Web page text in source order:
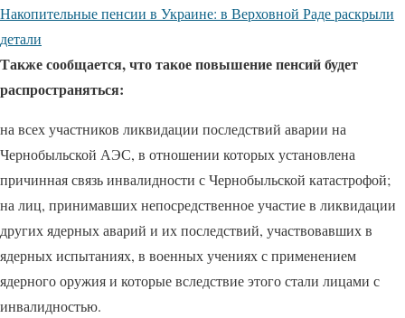
Накопительные пенсии в Украине: в Верховной Раде раскрыли
детали
Также сообщается, что такое повышение пенсий будет
распространяться:
на всех участников ликвидации последствий аварии на
Чернобыльской АЭС, в отношении которых установлена ​​
причинная связь инвалидности с Чернобыльской катастрофой;
на лиц, принимавших непосредственное участие в ликвидации
других ядерных аварий и их последствий, участвовавших в
ядерных испытаниях, в военных учениях с применением
ядерного оружия и которые вследствие этого стали лицами с
инвалидностью.